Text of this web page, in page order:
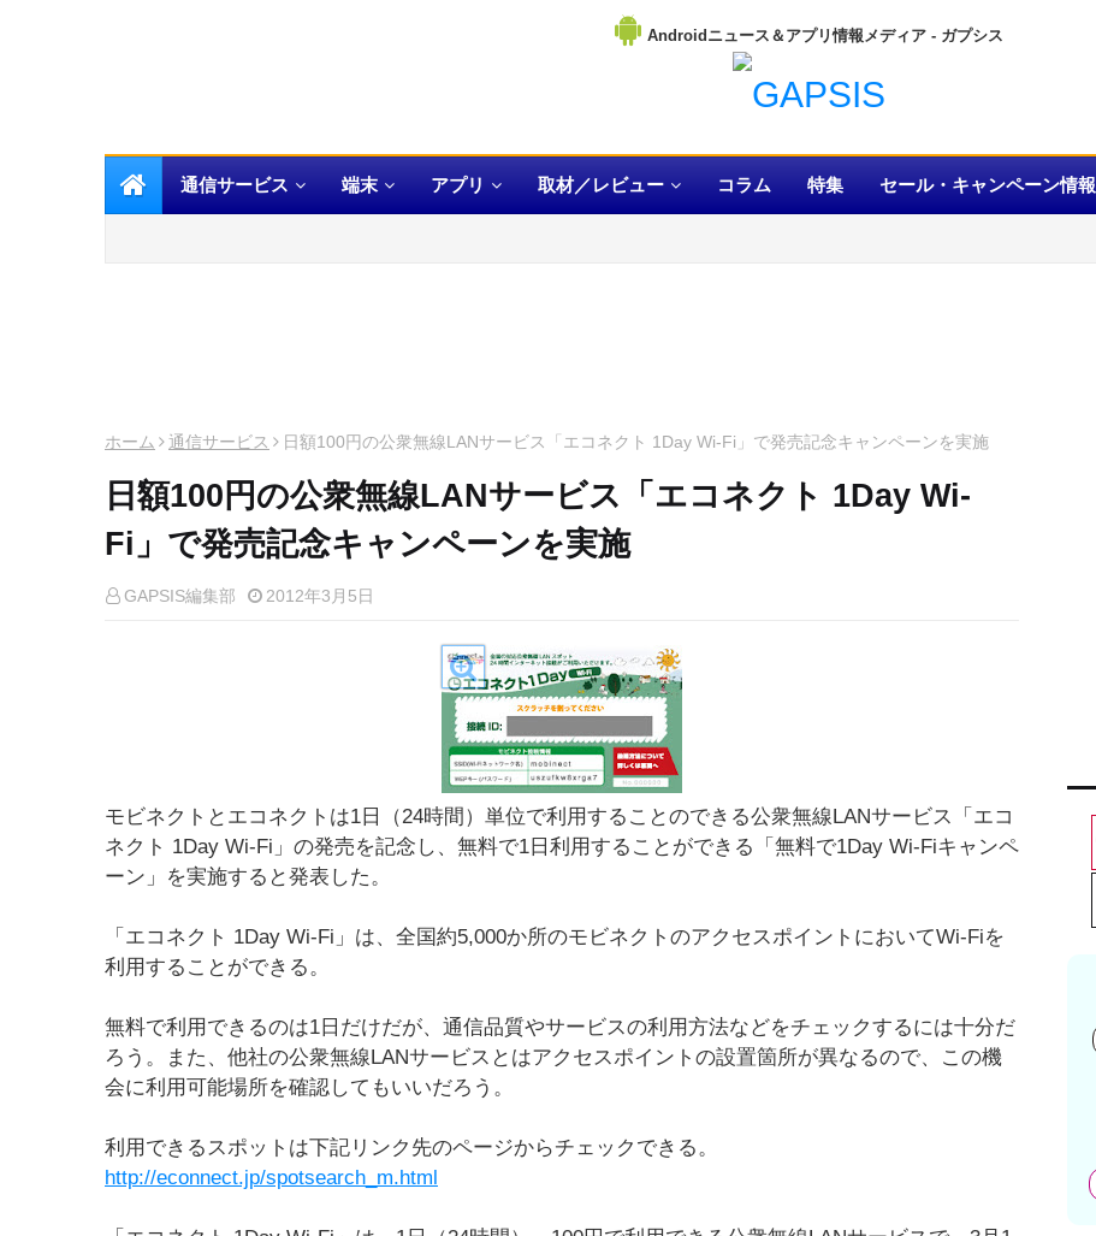
Androidニュース＆アプリ情報メディア
通信サービス 端末 アプリ 取材／レビュー コラム 特集 セール・キャンペーン情報
ホーム 通信サービス 日額100円の公衆無線LANサービス「エコネクト 1Day Wi-Fi」で発売記念キャンペーンを実施
日額100円の公衆無線LANサービス「エコネクト 1Day Wi-
Fi」で発売記念キャンペーンを実施
GAPSIS編集部 2012年3月5日
モビネクトとエコネクトは1日（24時間）単位で利用することのできる公衆無線LANサービス「エコ
ネクト 1Day Wi-Fi」の発売を記念し、無料で1日利用することができる「無料で1Day Wi-Fiキャンペ
ーン」を実施すると発表した。
「エコネクト 1Day Wi-Fi」は、全国約5,000か所のモビネクトのアクセスポイントにおいてWi-Fiを
利用することができる。
無料で利用できるのは1日だけだが、通信品質やサービスの利用方法などをチェックするには十分だ
ろう。また、他社の公衆無線LANサービスとはアクセスポイントの設置箇所が異なるので、この機
会に利用可能場所を確認してもいいだろう。
利用できるスポットは下記リンク先のページからチェックできる。
http://econnect.jp/spotsearch_m.html